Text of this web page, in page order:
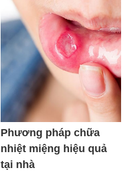
Phương pháp chữa
nhiệt miệng hiệu quả
tại nhà